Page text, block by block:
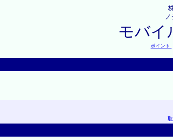
ノ
モバイ
ポイント